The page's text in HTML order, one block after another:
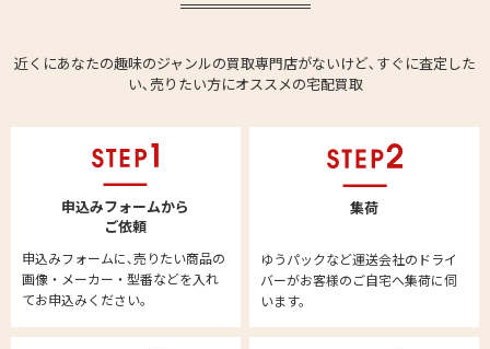
近くにあなたの趣味のジャンルの買取専門店がないけど､すぐに査定した
い､売りたい方にオススメの宅配買取
申込みフォームから
ご依頼
申込みフォームに､売りたい商品の
画像・メーカー・型番などを入れ
てお申込みください。
集荷
ゆうパックなど運送会社のドライ
バーがお客様のご自宅へ集荷に伺
います。